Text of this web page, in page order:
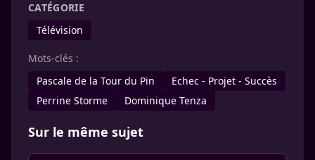
CATÉGORIE
Télévision
Mots-clés :
Pascale de la Tour du Pin
Echec - Projet - Succès
Perrine Storme
Dominique Tenza
Sur le même sujet